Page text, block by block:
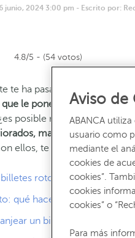
junio, 2024 3:00 pm - Escrito por:
4.8/5 - (54 votos)
te ha pasado alguna vez
le ponen alguna pega
posible recuperar su
manchados,
ellos, te lo explicamos a
billetes rotos en los
qué hacer
un billete parcialmente
Aviso de
ABANCA
usuario como
mediante el
cookies de
cookies”.
cookies
cookies” o
Para más